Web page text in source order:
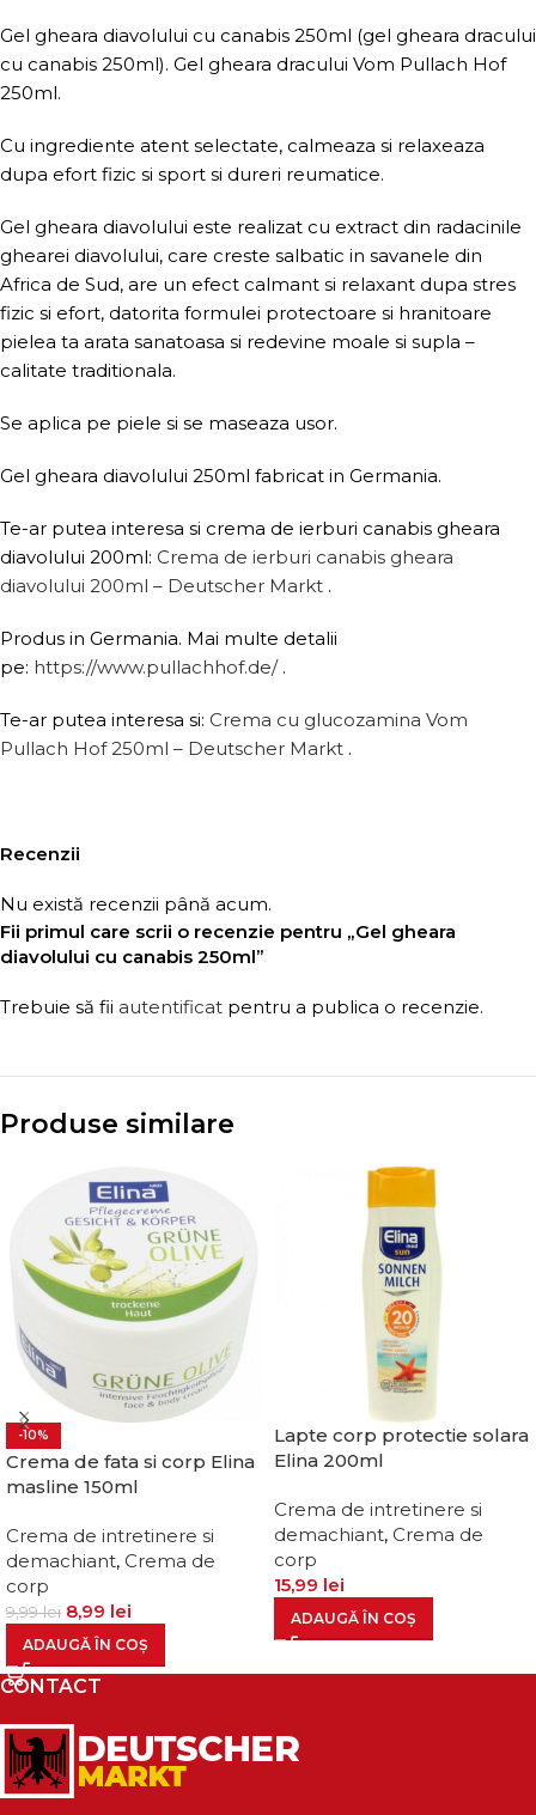
Gel gheara diavolului cu canabis 250ml (gel gheara dracului
cu canabis 250ml). Gel gheara dracului Vom Pullach Hof
250ml.
Cu ingrediente atent selectate, calmeaza si relaxeaza
dupa efort fizic si sport si dureri reumatice.
Gel gheara diavolului este realizat cu extract din radacinile
ghearei diavolului, care creste salbatic in savanele din
Africa de Sud, are un efect calmant si relaxant dupa stres
fizic si efort, datorita formulei protectoare si hranitoare
pielea ta arata sanatoasa si redevine moale si supla –
calitate traditionala.
Se aplica pe piele si se maseaza usor.
Gel gheara diavolului 250ml fabricat in Germania.
Te-ar putea interesa si crema de ierburi canabis gheara
diavolului 200ml: Crema de ierburi canabis gheara
diavolului 200ml – Deutscher Markt .
Produs in Germania. Mai multe detalii
pe: https://www.pullachhof.de/.
Te-ar putea interesa si: Crema cu glucozamina Vom
Pullach Hof 250ml – Deutscher Markt .
Recenzii
Nu există recenzii până acum.
Fii primul care scrii o recenzie pentru „Gel gheara
diavolului cu canabis 250ml”
Trebuie să fii autentificat pentru a publica o recenzie.
Produse similare
-10%
Crema de fata si corp Elina
masline 150ml
Crema de intretinere si
demachiant, Crema de
corp
9,99lei 8,99 lei
ADAUGĂ ÎN COȘ
Lapte corp protectie solara
Elina 200ml
Crema de intretinere si
demachiant, Crema de
corp
15,99 lei
ADAUGĂ ÎN COȘ
CONTACT